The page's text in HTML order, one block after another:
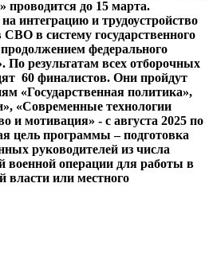
проводится до 15 марта.
интеграцию и трудоустройство
в систему государственного
федерального
По результатам всех отборочных
60 финалистов. Они пройдут
«Государственная политика»,
«Современные технологии
и мотивация» - с августа 2025 по
цель программы – подготовка
руководителей из числа
военной операции для работы в
власти или местного